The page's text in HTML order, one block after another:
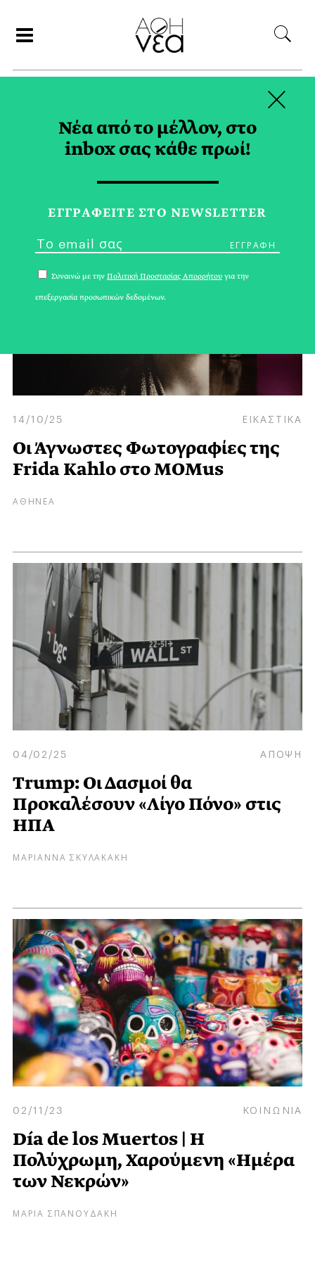
ΜΕΞΙΚΟ TAG
14/10/25 ΕΙΚΑΣΤΙΚΑ
Οι Άγνωστες Φωτογραφίες της
Frida Kahlo στο MOMus
ΑΘΗΝΕΑ
04/02/25 ΑΠΟΨΗ
Trump: Οι Δασμοί θα
Προκαλέσουν «Λίγο Πόνο» στις
ΗΠΑ
ΜΑΡΙΑΝΝΑ ΣΚΥΛΑΚΑΚΗ
02/11/23 ΚΟΙΝΩΝΙΑ
Día de los Muertos | H
Πολύχρωμη, Χαρούμενη «Ημέρα
των Νεκρών»
ΜΑΡΙΑ ΣΠΑΝΟΥΔΑΚΗ
Νέα από το μέλλον, στο
inbox σας κάθε πρωί!
ΕΓΓPΑΦΕΙΤΕ ΣΤΟ NEWSLETTER
Συναινώ με την Πολιτική Προστασίας Απορρήτου για την
επεξεργασία προσωπικών δεδομένων.
×